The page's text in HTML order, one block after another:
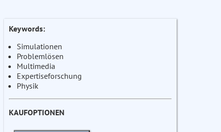
Keywords:
Simulationen
Problemlösen
Multimedia
Expertiseforschung
Physik
KAUFOPTIONEN